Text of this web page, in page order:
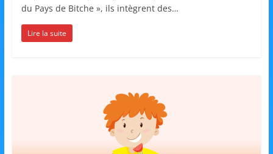
L
r
s
é
du Pays de Bitche », ils intègrent des…
Lire la suite